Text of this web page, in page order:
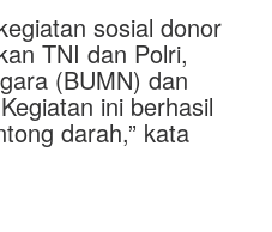
sosial donor
TNI dan Polri,
(BUMN) dan
ini berhasil
darah,” kata